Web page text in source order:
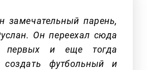
замечательный парень,
Он переехал сюда
первых и еще тогда
создать футбольный и